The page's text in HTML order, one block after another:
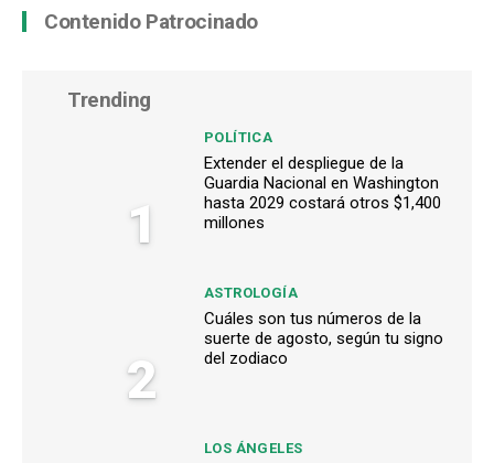
Contenido Patrocinado
Trending
1
POLÍTICA
Extender el despliegue de la
Guardia Nacional en Washington
hasta 2029 costará otros $1,400
millones
2
ASTROLOGÍA
Cuáles son tus números de la
suerte de agosto, según tu signo
del zodiaco
LOS ÁNGELES